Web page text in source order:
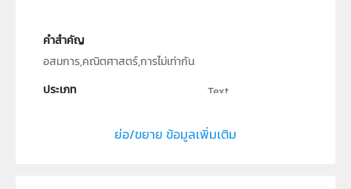
คำสำคัญ
อสมการ,คณิตศาสตร์,การไม่เท่ากัน
ประเภท
Text
สถาบันส่งเสริมการสอนวิทยาศาสตร์และเทคโนโลยี (สสวท.)
ย่อ/ขยาย ข้อมูลเพิ่มเติม